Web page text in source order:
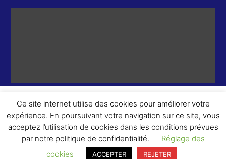
© 2026 – 2 ème Round – Tous droits réservés.
Ce site internet utilise des cookies pour améliorer votre
expérience. En poursuivant votre navigation sur ce site, vous
acceptez l’utilisation de cookies dans les conditions prévues
par notre politique de confidentialité.
Réglage des
cookies
ACCEPTER REJETER